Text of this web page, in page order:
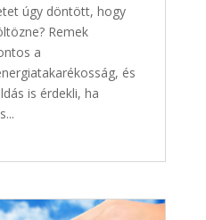
úgy döntött, hogy
Remek
a
és
is érdekli, ha